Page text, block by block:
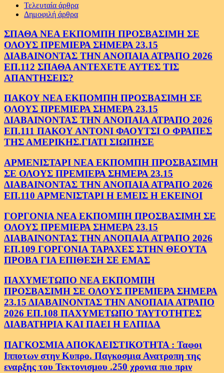
Τελευταία άρθρα
Δημοφιλή άρθρα
ΣΠΑΘΑ ΝΕΑ ΕΚΠΟΜΠΗ ΠΡΟΣΒΑΣΙΜΗ ΣΕ
ΟΛΟΥΣ ΠΡΕΜΙΕΡΑ ΣΗΜΕΡΑ 23.15
ΔΙΑΒΑΙΝΟΝΤΑΣ ΤΗΝ ΑΝΟΠΑΙΑ ΑΤΡΑΠΟ 2026
ΕΠ.112 ΣΠΑΘΑ ΑΝΤΕΧΕΤΕ ΑΥΤΕΣ ΤΙΣ
ΑΠΑΝΤΗΣΕΙΣ?
ΠΑΚΟΥ ΝΕΑ ΕΚΠΟΜΠΗ ΠΡΟΣΒΑΣΙΜΗ ΣΕ
ΟΛΟΥΣ ΠΡΕΜΙΕΡΑ ΣΗΜΕΡΑ 23.15
ΔΙΑΒΑΙΝΟΝΤΑΣ ΤΗΝ ΑΝΟΠΑΙΑ ΑΤΡΑΠΟ 2026
ΕΠ.111 ΠΑΚΟΥ ΑΝΤΟΝΙ ΦΑΟΥΤΣΙ Ο ΦΡΑΠΕΣ
ΤΗΣ ΑΜΕΡΙΚΗΣ.ΓΙΑΤΙ ΣΙΩΠΗΣΕ
ΑΡΜΕΝΙΣΤΑΡΙ ΝΕΑ ΕΚΠΟΜΠΗ ΠΡΟΣΒΑΣΙΜΗ
ΣΕ ΟΛΟΥΣ ΠΡΕΜΙΕΡΑ ΣΗΜΕΡΑ 23.15
ΔΙΑΒΑΙΝΟΝΤΑΣ ΤΗΝ ΑΝΟΠΑΙΑ ΑΤΡΑΠΟ 2026
ΕΠ.110 ΑΡΜΕΝΙΣΤΑΡΙ Η ΕΜΕΙΣ Η ΕΚΕΙΝΟΙ
ΓΟΡΓΟΝΙΑ ΝΕΑ ΕΚΠΟΜΠΗ ΠΡΟΣΒΑΣΙΜΗ ΣΕ
ΟΛΟΥΣ ΠΡΕΜΙΕΡΑ ΣΗΜΕΡΑ 23.15
ΔΙΑΒΑΙΝΟΝΤΑΣ ΤΗΝ ΑΝΟΠΑΙΑ ΑΤΡΑΠΟ 2026
ΕΠ.109 ΓΟΡΓΟΝΙΑ ΤΑΡΑΧΕΣ ΣΤΗΝ ΘΕΟΥΤΑ
ΠΡΟΒΑ ΓΙΑ ΕΠΙΘΕΣΗ ΣΕ ΕΜΑΣ
ΠΑΧΥΜΕΤΩΠΟ ΝΕΑ ΕΚΠΟΜΠΗ
ΠΡΟΣΒΑΣΙΜΗ ΣΕ ΟΛΟΥΣ ΠΡΕΜΙΕΡΑ ΣΗΜΕΡΑ
23.15 ΔΙΑΒΑΙΝΟΝΤΑΣ ΤΗΝ ΑΝΟΠΑΙΑ ΑΤΡΑΠΟ
2026 ΕΠ.108 ΠΑΧΥΜΕΤΩΠΟ ΤΑΥΤΟΤΗΤΕΣ
ΔΙΑΒΑΤΗΡΙΑ ΚΑΙ ΠΑΕΙ Η ΕΛΠΙΔΑ
ΠΑΓΚΟΣΜΙΑ ΑΠΟΚΛΕΙΣΤΙΚΟΤΗΤΑ : Ταφοι
Ιπποτων στην Κυπρο. Παγκοσμια Ανατροπη της
εναρξης του Τεκτονισμου .250 χρονια πιο πριν